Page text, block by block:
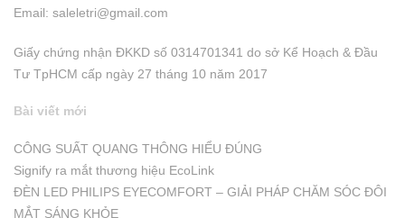
Email: saleletri@gmail.com
Giấy chứng nhận ĐKKD số 0314701341 do sở Kể Hoạch & Đầu
Tư TpHCM cấp ngày 27 tháng 10 năm 2017
Bài viết mới
CÔNG SUẤT QUANG THÔNG HIỂU ĐÚNG
Signify ra mắt thương hiệu EcoLink
ĐÈN LED PHILIPS EYECOMFORT – GIẢI PHÁP CHĂM SÓC ĐÔI
MẮT SÁNG KHỎE